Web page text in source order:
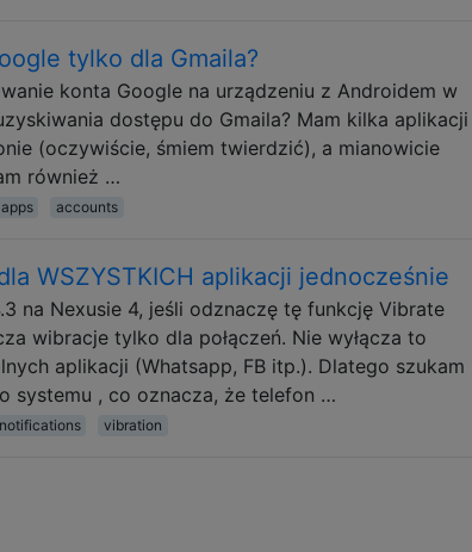
tylko dla Gmaila?
konta Google na urządzeniu z Androidem w
dostępu do Gmaila? Mam kilka aplikacji
(oczywiście, śmiem twierdzić), a mianowicie
również …
accounts
WSZYSTKICH aplikacji jednocześnie
na Nexusie 4, jeśli odznaczę tę funkcję Vibrate
wibracje tylko dla połączeń. Nie wyłącza to
aplikacji (Whatsapp, FB itp.). Dlatego szukam
systemu , co oznacza, że ​​telefon …
notifications vibration